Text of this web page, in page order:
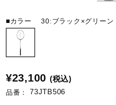
バドミントン
■カラー30:ブラック×グリーン
¥23,100 (税込)
品番： 73JTB506